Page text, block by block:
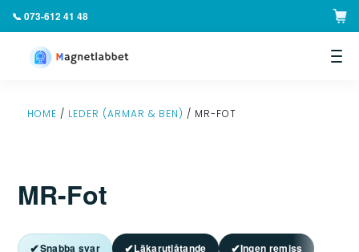
📞 073-612 41 48
HOME / LEDER (ARMAR & BEN) / MR-FOT
MR-Fot
✔Snabba svar ✔Läkarutlåtande ✔Ingen remiss